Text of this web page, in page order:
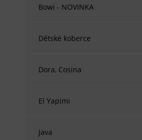
Bowi - NOVINKA
Dětské koberce
Dora, Cosina
El Yapimi
Java